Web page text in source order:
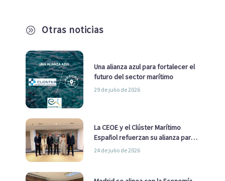
A Otras noticias
Una alianza azul para fortalecer el
futuro del sector marítimo
29 de julio de 2026
La CEOE y el Clúster Marítimo
Español refuerzan su alianza para
impulsar una estrategia Nacional
24 de julio de 2026